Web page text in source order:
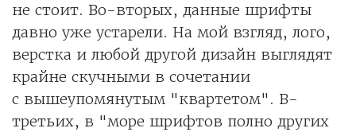
не стоит. Во-вторых, данные шрифты
давно уже устарели. На мой взгляд, лого,
верстка и любой другой дизайн выглядят
крайне скучными в сочетании
с вышеупомянутым "квартетом". В-
третьих, в "море шрифтов полно других